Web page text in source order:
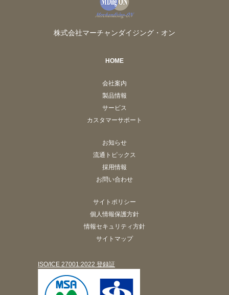
株式会社マーチャンダイジング・オン
HOME
会社案内
製品情報
サービス
カスタマーサポート
お知らせ
流通トピックス
採用情報
お問い合わせ
サイトポリシー
個人情報保護方針
情報セキュリティ方針
サイトマップ
ISO/ICE 27001:2022 登録証